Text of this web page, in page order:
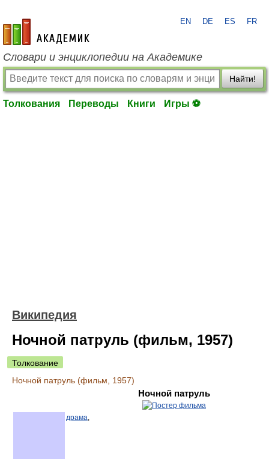
academic.ru
EN DE ES FR
Словари и энциклопедии на Академике
Найти!
Толкования Переводы Книги Игры ⚽
Википедия
Ночной патруль (фильм, 1957)
Толкование
Ночной патруль (фильм, 1957)
Ночной патруль
драма,